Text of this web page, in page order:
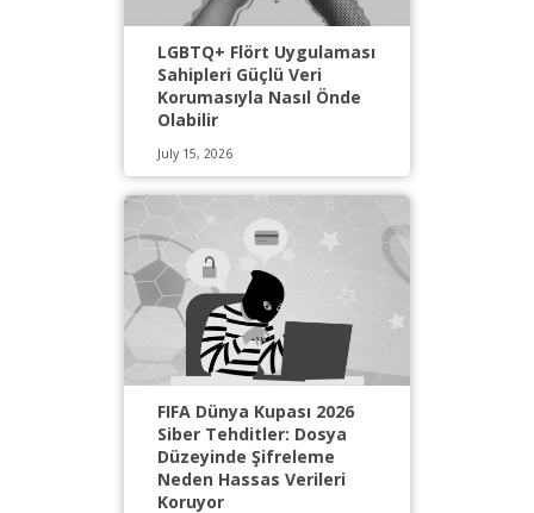
LGBTQ+ Flört Uygulaması
Sahipleri Güçlü Veri
Korumasıyla Nasıl Önde
Olabilir
July 15, 2026
FIFA Dünya Kupası 2026
Siber Tehditler: Dosya
Düzeyinde Şifreleme
Neden Hassas Verileri
Koruyor